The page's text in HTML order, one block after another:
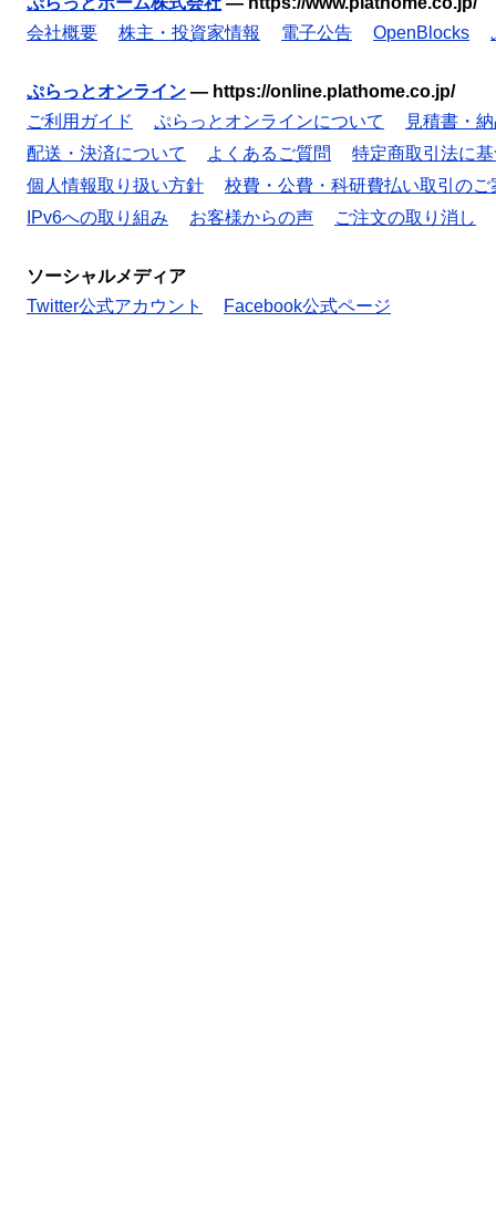
会社概要
株主・投資家情報 電子公告 OpenBlocks
ぷらっとオンライン — https://online.plathome.co.jp/
ご利用ガイド
ぷらっとオンラインについて
見積書・
配送・決済について
よくあるご質問
特定商取引法に
個人情報取り扱い方針
校費・公費・科研費払い取引のご
IPv6への取り組み
お客様からの声 ご注文の取り消し
ソーシャルメディア
Twitter公式アカウント
Facebook公式ページ